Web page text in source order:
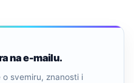
na e-mailu.
svemiru, znanosti i